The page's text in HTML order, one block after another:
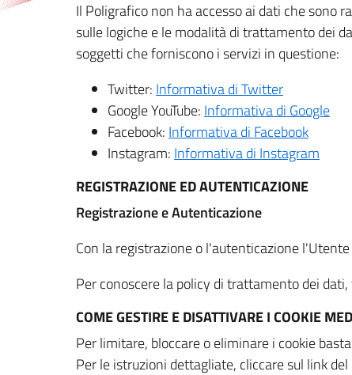
Il Poligrafico non ha accesso ai dati che
sulle logiche e le modalità di trattamento dei
soggetti che forniscono i servizi in questione:
Twitter: Informativa di Twitter
Google YouTube: Informativa di Google
Facebook: Informativa di Facebook
Instagram: Informativa di Instagram
REGISTRAZIONE ED AUTENTICAZIONE
Registrazione e Autenticazione
Con la registrazione o l'autenticazione
Per conoscere la policy di trattamento dei
COME GESTIRE E DISATTIVARE I COOKIE
Per limitare, bloccare o eliminare i cookie
Per le istruzioni dettagliate, cliccare sul link